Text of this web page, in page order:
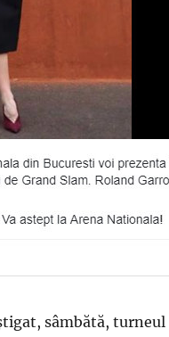
sâmbătă, turneul